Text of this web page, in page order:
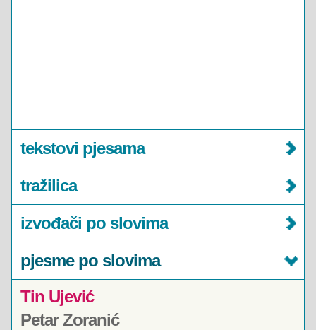
tekstovi pjesama
tražilica
izvođači po slovima
pjesme po slovima
Tin Ujević
Petar Zoranić